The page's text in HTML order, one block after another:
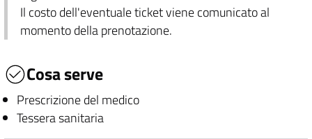
Il costo dell'eventuale ticket viene comunicato al
momento della prenotazione.
Cosa serve
Prescrizione del medico
Tessera sanitaria